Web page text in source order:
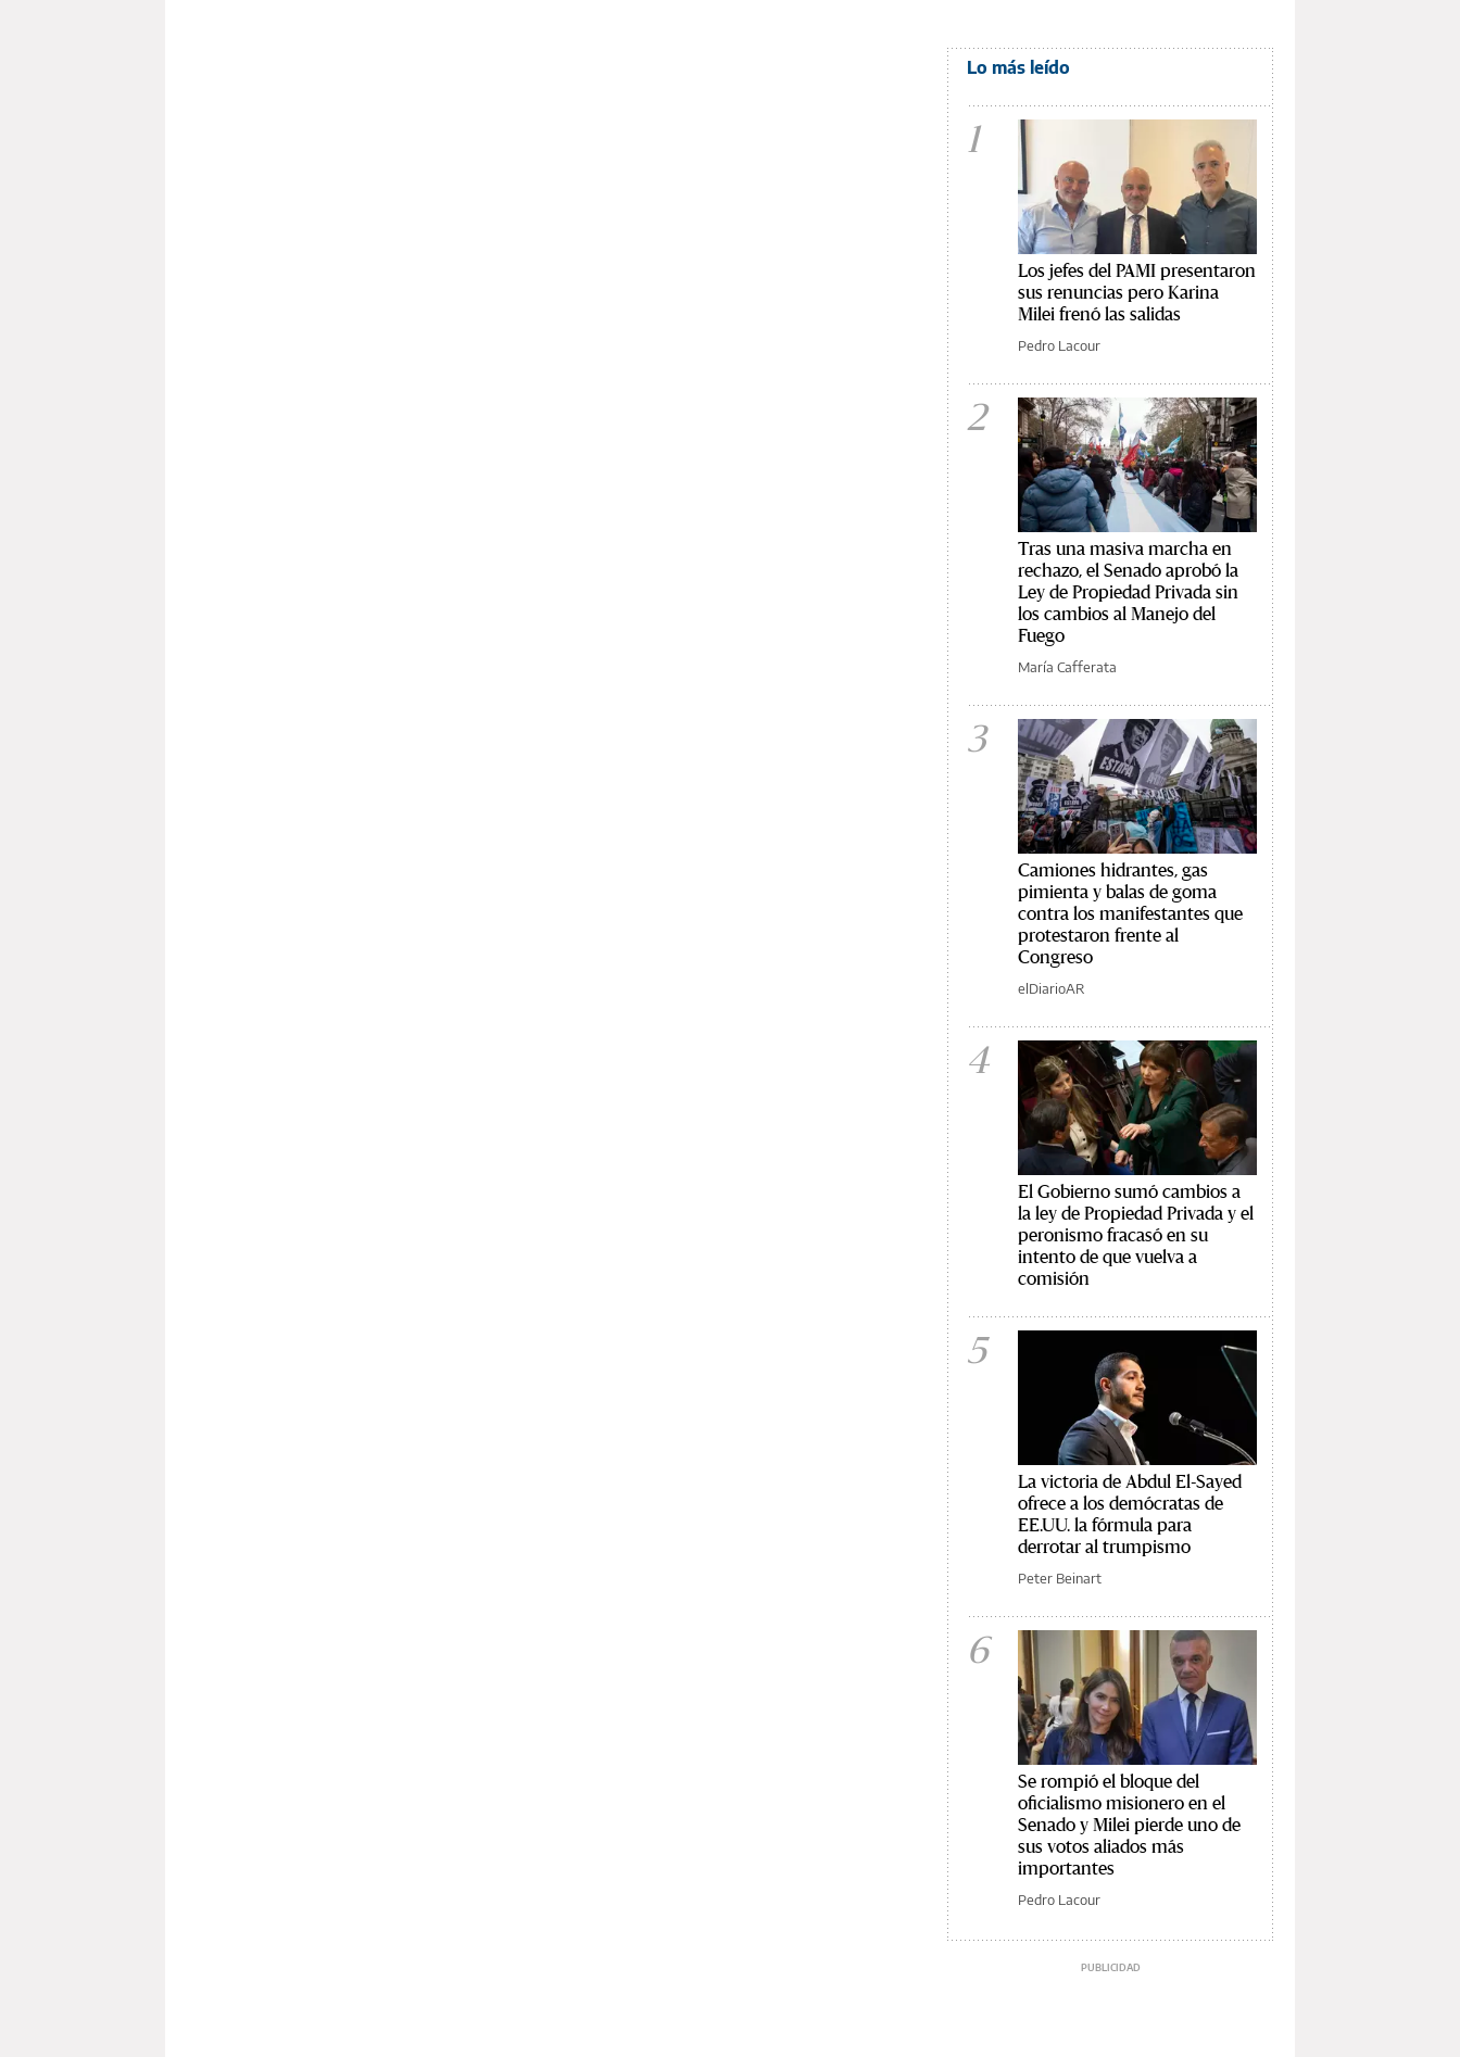
Lo más leído
1
Los jefes del PAMI presentaron
sus renuncias pero Karina
Milei frenó las salidas
Pedro Lacour
2
Tras una masiva marcha en
rechazo, el Senado aprobó la
Ley de Propiedad Privada sin
los cambios al Manejo del
Fuego
María Cafferata
3
Camiones hidrantes, gas
pimienta y balas de goma
contra los manifestantes que
protestaron frente al
Congreso
elDiarioAR
4
El Gobierno sumó cambios a
la ley de Propiedad Privada y el
peronismo fracasó en su
intento de que vuelva a
comisión
5
La victoria de Abdul El-Sayed
ofrece a los demócratas de
EE.UU. la fórmula para
derrotar al trumpismo
Peter Beinart
6
Se rompió el bloque del
oficialismo misionero en el
Senado y Milei pierde uno de
sus votos aliados más
importantes
Pedro Lacour